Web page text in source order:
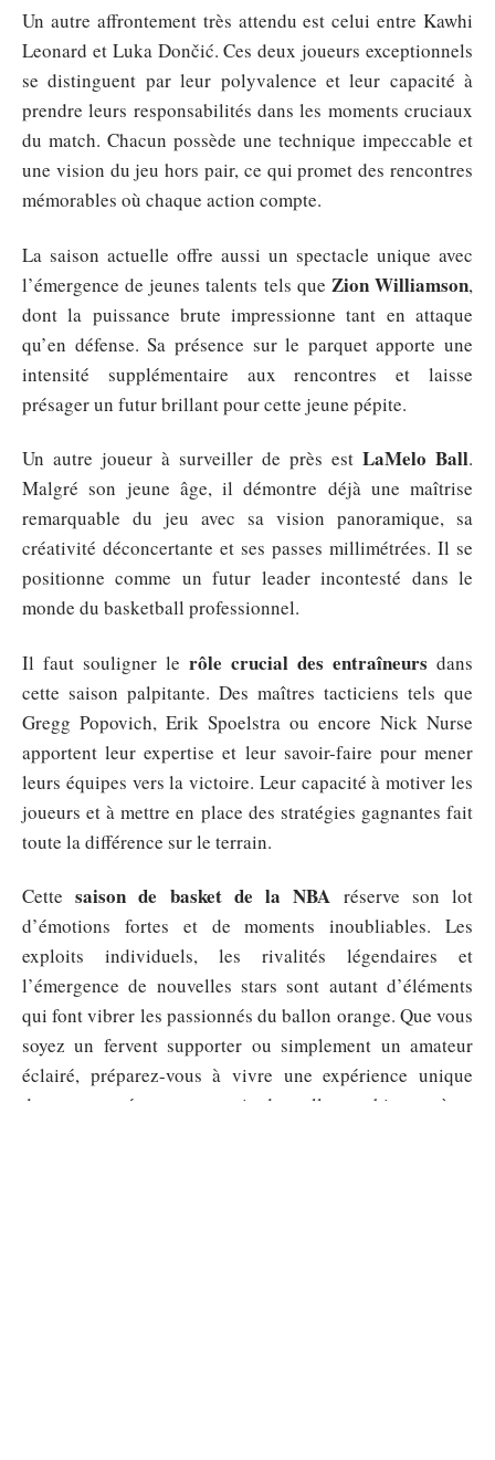
Un autre affrontement très attendu est celui entre Kawhi
Leonard et Luka Dončić. Ces deux joueurs exceptionnels
se distinguent par leur polyvalence et leur capacité à
prendre leurs responsabilités dans les moments cruciaux
du match. Chacun possède une technique impeccable et
une vision du jeu hors pair, ce qui promet des rencontres
mémorables où chaque action compte.
La saison actuelle offre aussi un spectacle unique avec
l’émergence de jeunes talents tels que Zion Williamson,
dont la puissance brute impressionne tant en attaque
qu’en défense. Sa présence sur le parquet apporte une
intensité supplémentaire aux rencontres et laisse
présager un futur brillant pour cette jeune pépite.
Un autre joueur à surveiller de près est LaMelo Ball.
Malgré son jeune âge, il démontre déjà une maîtrise
remarquable du jeu avec sa vision panoramique, sa
créativité déconcertante et ses passes millimétrées. Il se
positionne comme un futur leader incontesté dans le
monde du basketball professionnel.
Il faut souligner le rôle crucial des entraîneurs dans
cette saison palpitante. Des maîtres tacticiens tels que
Gregg Popovich, Erik Spoelstra ou encore Nick Nurse
apportent leur expertise et leur savoir-faire pour mener
leurs équipes vers la victoire. Leur capacité à motiver les
joueurs et à mettre en place des stratégies gagnantes fait
toute la différence sur le terrain.
Cettesaison de basket de la NBA réserve son lot
d’émotions fortes et de moments inoubliables. Les
exploits individuels, les rivalités légendaires et
l’émergence de nouvelles stars sont autant d’éléments
qui font vibrer les passionnés du ballon orange. Que vous
soyez un fervent supporter ou simplement un amateur
éclairé, préparez-vous à vivre une expérience unique
devant votre écran ou au sein des salles mythiques où se